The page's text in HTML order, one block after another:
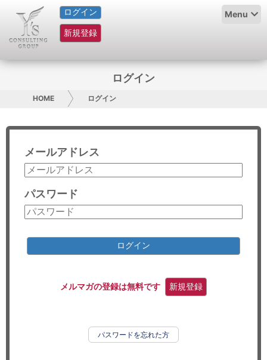
ログイン
新規登録
Menu
HOME
サービス紹介
グループ概要
採用情報
お問い合わせ
コンサルティング
リサーチ
ログイン
HOME ログイン
メールアドレス
パスワード
ログイン
メルマガの登録は無料です 新規登録
パスワードを忘れた方